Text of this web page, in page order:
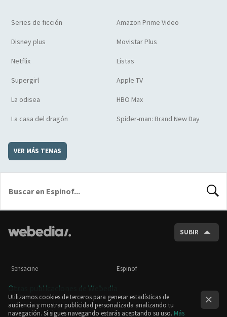
Series de ficción Amazon Prime Video
Disney plus Movistar Plus
Netflix Listas
Supergirl Apple TV
La odisea HBO Max
La casa del dragón Spider-man: Brand New Day
VER MÁS TEMAS
SUBIR
Sensacine Espinof
Otras publicaciones de Webedia
Utilizamos cookies de terceros para generar estadísticas de
audiencia y mostrar publicidad personalizada analizando tu
navegación. Si sigues navegando estarás aceptando su uso. Más